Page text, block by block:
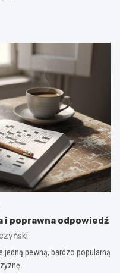
i poprawna odpowiedź
jedną pewną, bardzo popularną